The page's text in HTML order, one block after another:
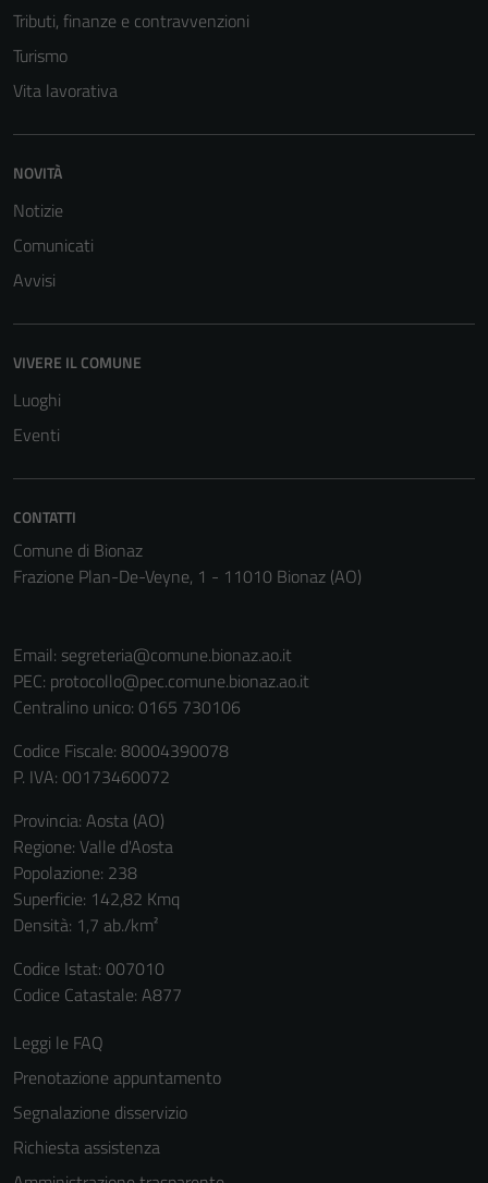
Tributi, finanze e contravvenzioni
Turismo
Vita lavorativa
NOVITÀ
Notizie
Comunicati
Avvisi
VIVERE IL COMUNE
Luoghi
Eventi
CONTATTI
Comune di Bionaz
Frazione Plan-De-Veyne, 1 - 11010 Bionaz (AO)
Email: segreteria@comune.bionaz.ao.it
PEC: protocollo@pec.comune.bionaz.ao.it
Centralino unico: 0165 730106
Codice Fiscale: 80004390078
P. IVA: 00173460072
Provincia: Aosta (AO)
Regione: Valle d'Aosta
Popolazione: 238
Superficie: 142,82 Kmq
Densità: 1,7 ab./km²
Codice Istat: 007010
Codice Catastale: A877
Leggi le FAQ
Prenotazione appuntamento
Segnalazione disservizio
Richiesta assistenza